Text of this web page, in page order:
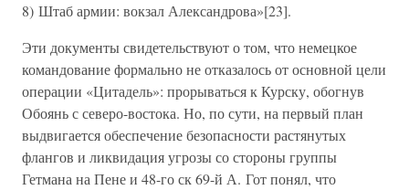
8) Штаб армии: вокзал Александрова»[23].
Эти документы свидетельствуют о том, что немецкое
командование формально не отказалось от основной цели
операции «Цитадель»: прорываться к Курску, обогнув
Обоянь с северо-востока. Но, по сути, на первый план
выдвигается обеспечение безопасности растянутых
флангов и ликвидация угрозы со стороны группы
Гетмана на Пене и 48-го ск 69-й А. Гот понял, что